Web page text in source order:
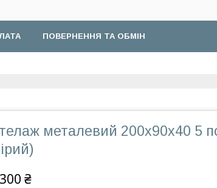
ПОВЕРНЕННЯ ТА ОБМІН
металевий 200х90х40 5
₴